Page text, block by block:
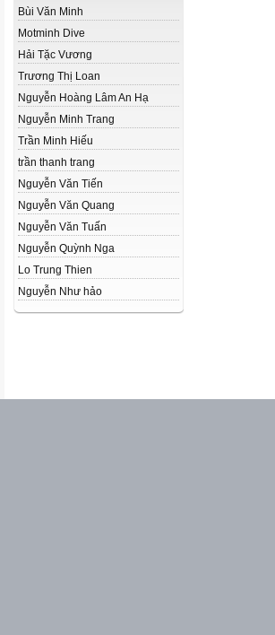
Bùi Văn Minh
Motminh Dive
Hải Tặc Vương
Trương Thị Loan
Nguyễn Hoàng Lâm An Hạ
Nguyễn Minh Trang
Trần Minh Hiếu
trần thanh trang
Nguyễn Văn Tiến
Nguyễn Văn Quang
Nguyễn Văn Tuấn
Nguyễn Quỳnh Nga
Lo Trung Thien
Nguyễn Như hảo